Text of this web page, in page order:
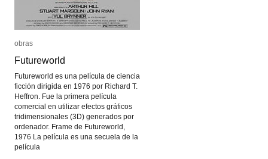
obras
Futureworld
Futureworld es una película de ciencia
ficción dirigida en 1976 por Richard T.
Heffron. Fue la primera película
comercial en utilizar efectos gráficos
tridimensionales (3D) generados por
ordenador. Frame de Futureworld,
1976 La película es una secuela de la
película
obras
Futureworld